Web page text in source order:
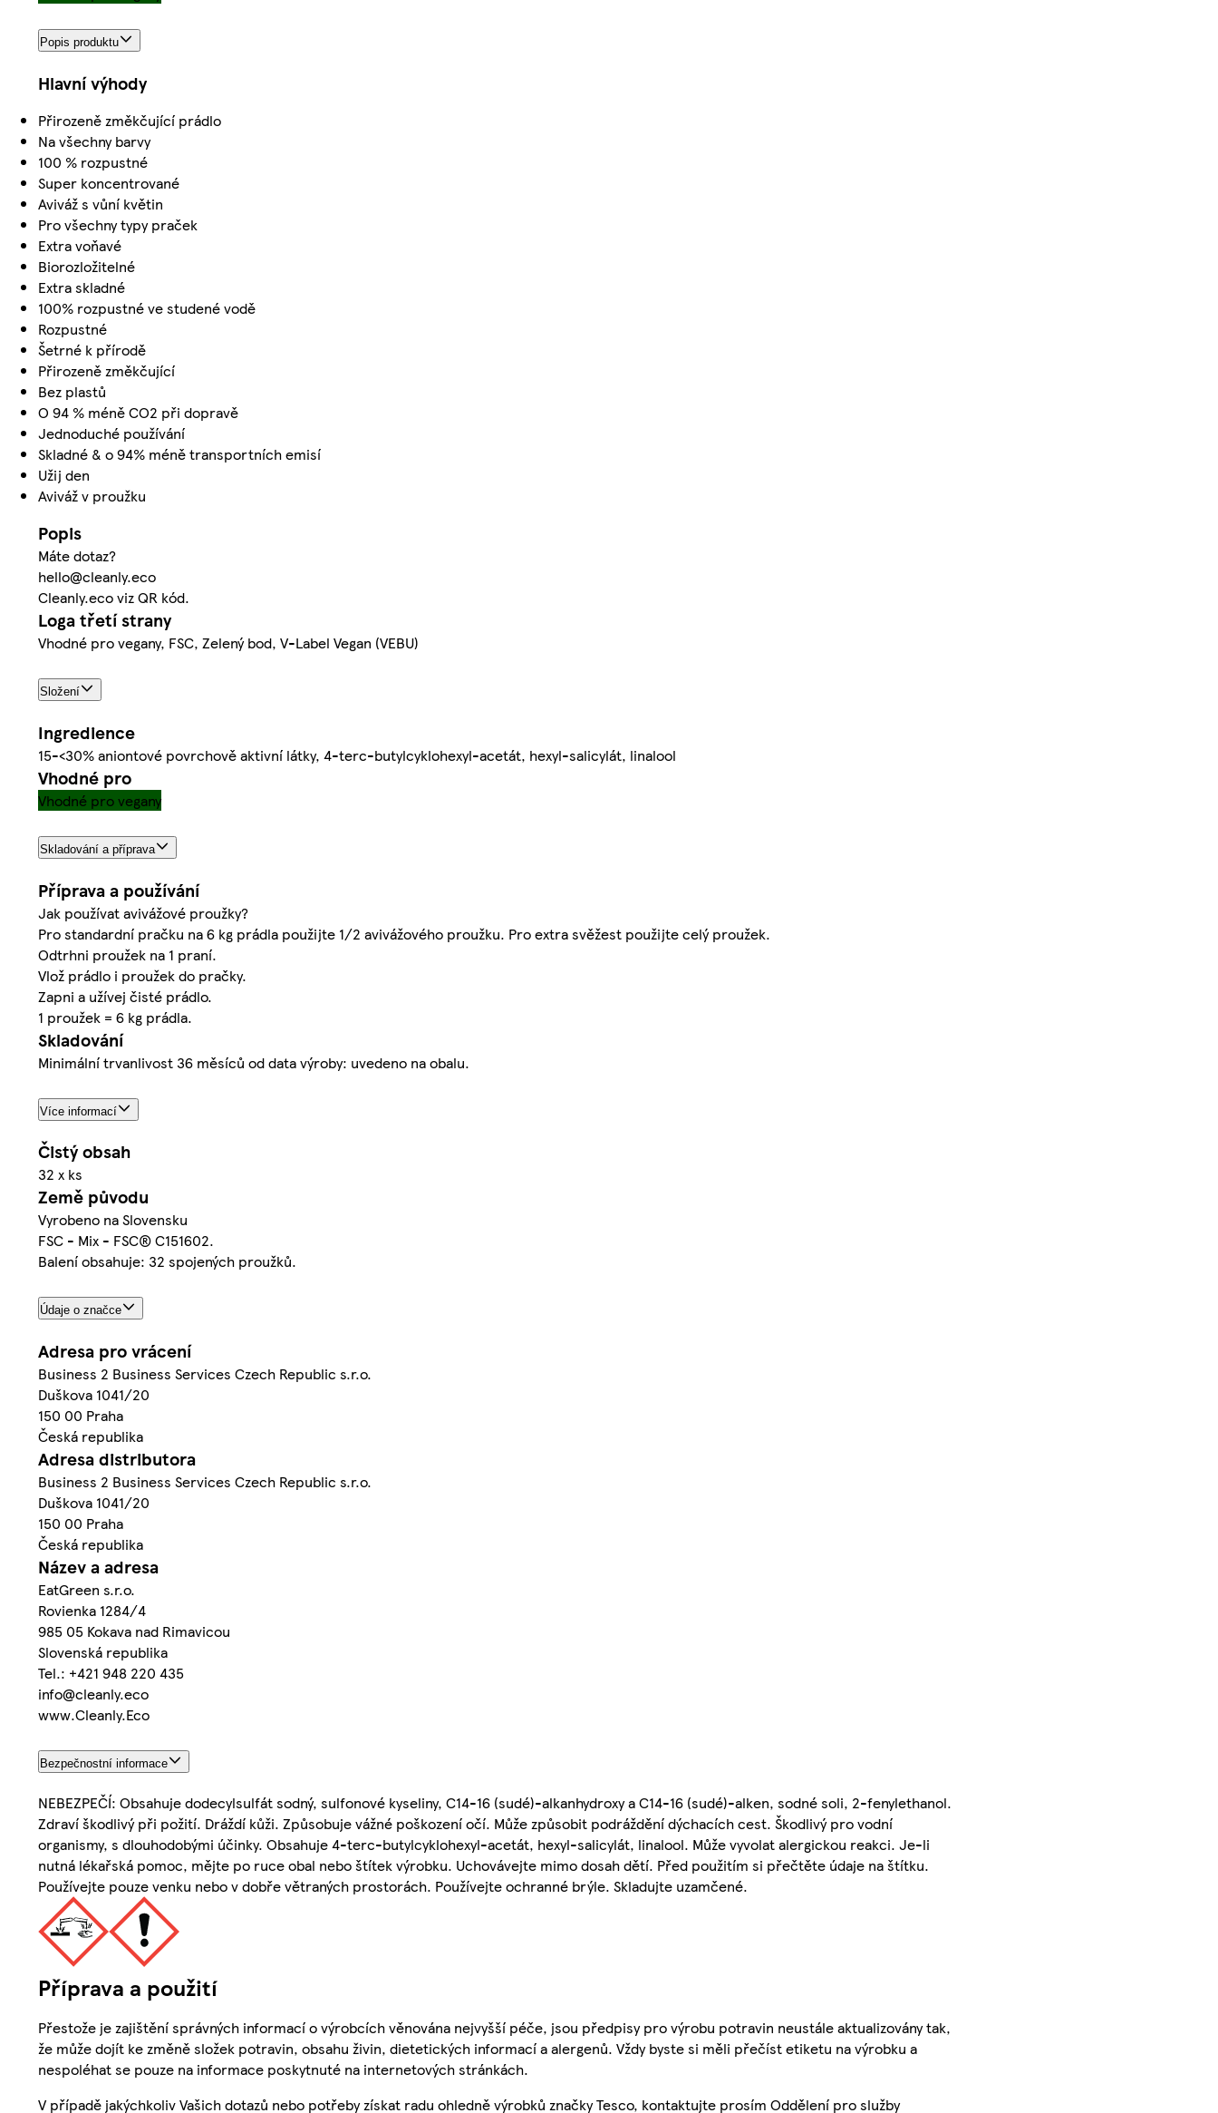
Popis produktu
Hlavní výhody
Přirozeně změkčující prádlo
Na všechny barvy
100 % rozpustné
Super koncentrované
Aviváž s vůní květin
Pro všechny typy praček
Extra voňavé
Biorozložitelné
Extra skladné
100% rozpustné ve studené vodě
Rozpustné
Šetrné k přírodě
Přirozeně změkčující
Bez plastů
O 94 % méně CO2 při dopravě
Jednoduché používání
Skladné & o 94% méně transportních emisí
Užij den
Aviváž v proužku
Popis
Máte dotaz?
hello@cleanly.eco
Cleanly.eco viz QR kód.
Loga třetí strany
Vhodné pro vegany, FSC, Zelený bod, V-Label Vegan (VEBU)
Složení
Ingredience
15-<30% aniontové povrchově aktivní látky, 4-terc-butylcyklohexyl-acetát, hexyl-salicylát, linalool
Vhodné pro
Vhodné pro vegany
Skladování a příprava
Příprava a používání
Jak používat avivážové proužky?
Pro standardní pračku na 6 kg prádla použijte 1/2 avivážového proužku. Pro extra svěžest použijte celý proužek.
Odtrhni proužek na 1 praní.
Vlož prádlo i proužek do pračky.
Zapni a užívej čisté prádlo.
1 proužek = 6 kg prádla.
Skladování
Minimální trvanlivost 36 měsíců od data výroby: uvedeno na obalu.
Více informací
Čistý obsah
32 x ks
Země původu
Vyrobeno na Slovensku
FSC - Mix - FSC® C151602.
Balení obsahuje: 32 spojených proužků.
Údaje o značce
Adresa pro vrácení
Business 2 Business Services Czech Republic s.r.o.
Duškova 1041/20
150 00 Praha
Česká republika
Adresa distributora
Business 2 Business Services Czech Republic s.r.o.
Duškova 1041/20
150 00 Praha
Česká republika
Název a adresa
EatGreen s.r.o.
Rovienka 1284/4
985 05 Kokava nad Rimavicou
Slovenská republika
Tel.: +421 948 220 435
info@cleanly.eco
www.Cleanly.Eco
Bezpečnostní informace
NEBEZPEČÍ: Obsahuje dodecylsulfát sodný, sulfonové kyseliny, C14-16 (sudé)-alkanhydroxy a C14-16 (sudé)-alken, sodné soli, 2-fenylethanol.
Zdraví škodlivý při požití. Dráždí kůži. Způsobuje vážné poškození očí. Může způsobit podráždění dýchacích cest. Škodlivý pro vodní
organismy, s dlouhodobými účinky. Obsahuje 4-terc-butylcyklohexyl-acetát, hexyl-salicylát, linalool. Může vyvolat alergickou reakci. Je-li
nutná lékařská pomoc, mějte po ruce obal nebo štítek výrobku. Uchovávejte mimo dosah dětí. Před použitím si přečtěte údaje na štítku.
Používejte pouze venku nebo v dobře větraných prostorách. Používejte ochranné brýle. Skladujte uzamčené.
Příprava a použití
Přestože je zajištění správných informací o výrobcích věnována nejvyšší péče, jsou předpisy pro výrobu potravin neustále aktualizovány tak,
že může dojít ke změně složek potravin, obsahu živin, dietetických informací a alergenů. Vždy byste si měli přečíst etiketu na výrobku a
nespoléhat se pouze na informace poskytnuté na internetových stránkách.
V případě jakýchkoliv Vašich dotazů nebo potřeby získat radu ohledně výrobků značky Tesco, kontaktujte prosím Oddělení pro služby